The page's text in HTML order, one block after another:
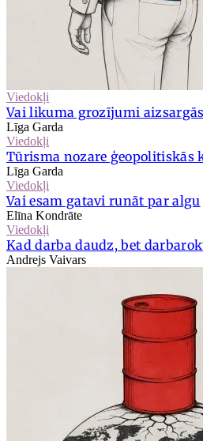
Viedokļi
Vai likuma grozījumi
Līga Garda
Viedokļi
Tūrisma nozare ģeopolitiskās
Līga Garda
Viedokļi
Vai esam gatavi runāt par algu
Elīna Kondrāte
Viedokļi
Kad darba daudz, bet
Andrejs Vaivars